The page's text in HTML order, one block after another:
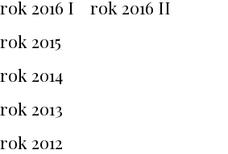
rok 2016 I rok 2016 II
rok 2015
rok 2014
rok 2013
rok 2012